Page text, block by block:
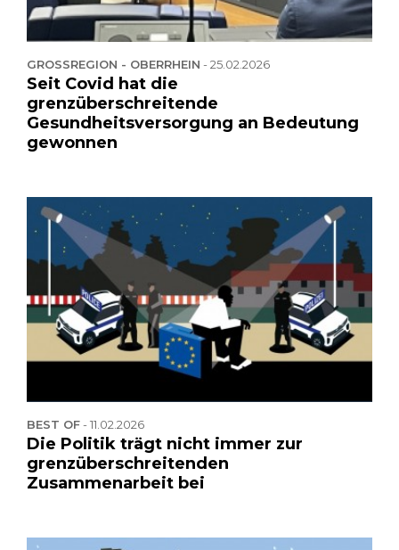
GROSSREGION - OBERRHEIN -25.02.2026
Seit Covid hat die
grenzüberschreitende
Gesundheitsversorgung an Bedeutung
gewonnen
BEST OF-11.02.2026
Die Politik trägt nicht immer zur
grenzüberschreitenden
Zusammenarbeit bei